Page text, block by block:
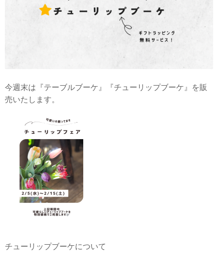
今週末は『テーブルブーケ』『チューリップブーケ』を販
売いたします。
チューリップブーケについて